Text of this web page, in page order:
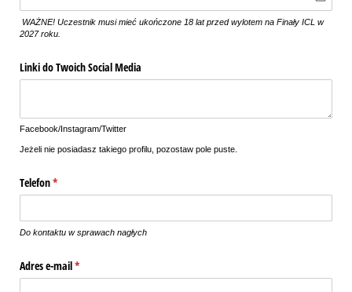
WAŻNE! Uczestnik musi mieć ukończone 18 lat przed wylotem na Finały ICL w
2027 roku.
Linki do Twoich Social Media
Facebook/Instagram/Twitter
Jeżeli nie posiadasz takiego profilu, pozostaw pole puste.
Telefon*
(wymagane)
Do kontaktu w sprawach nagłych
Adres e-mail*
(wymagane)